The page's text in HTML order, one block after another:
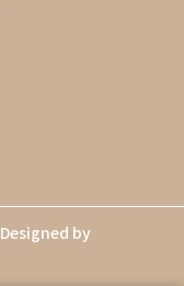
Designed by